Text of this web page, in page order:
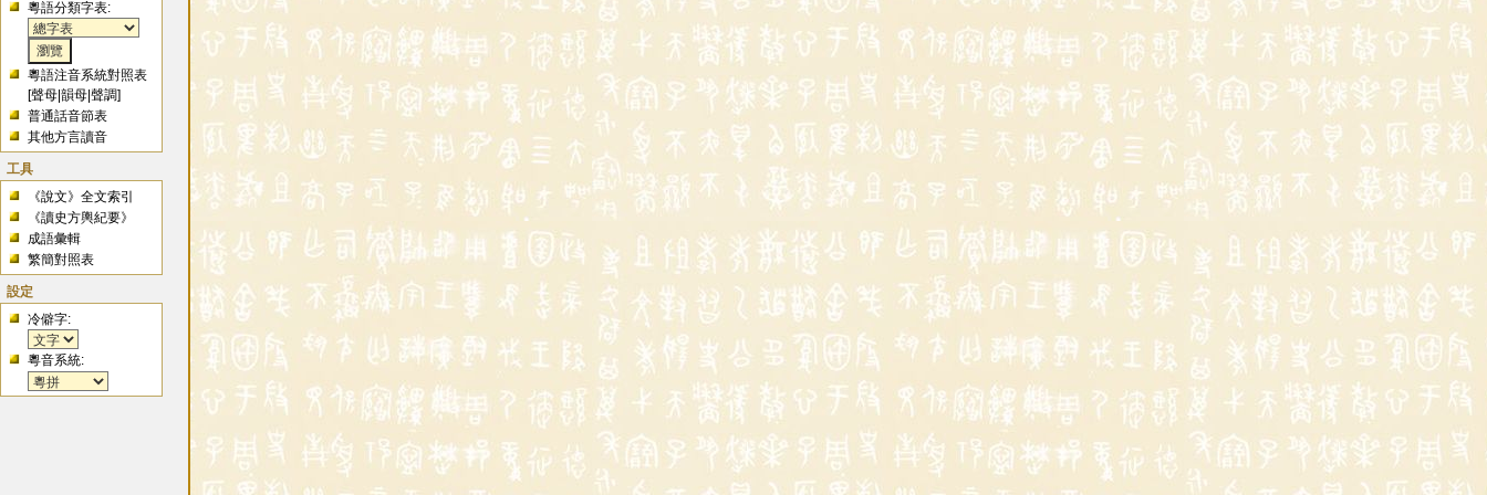
粵語分類字表:
粵語注音系統對照表
[聲母 |韻母 |聲調]
普通話音節表
其他方言讀音
工具
《說文》全文索引
《讀史方輿紀要》
成語彙輯
繁簡對照表
設定
冷僻字:
粵音系統: